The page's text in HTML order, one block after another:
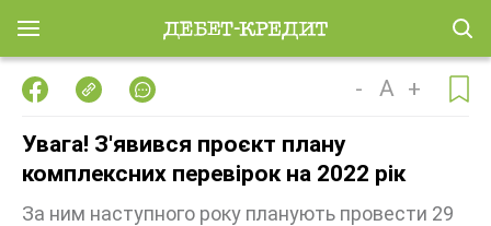
- A +
Увага! З'явився проєкт плану
комплексних перевірок на 2022 рік
За ним наступного року планують провести 29